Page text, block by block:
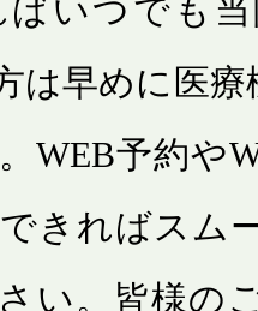
いつでも
は早めに医
WEB予約や
きればスム
い。皆様の